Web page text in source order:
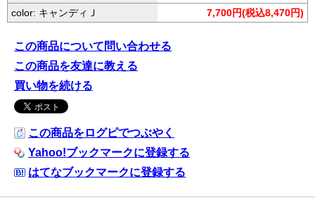
color: キャンディＪ 7,700円(税込8,470円)
この商品について問い合わせる
この商品を友達に教える
買い物を続ける
この商品をログピでつぶやく
Yahoo!ブックマークに登録する
はてなブックマークに登録する